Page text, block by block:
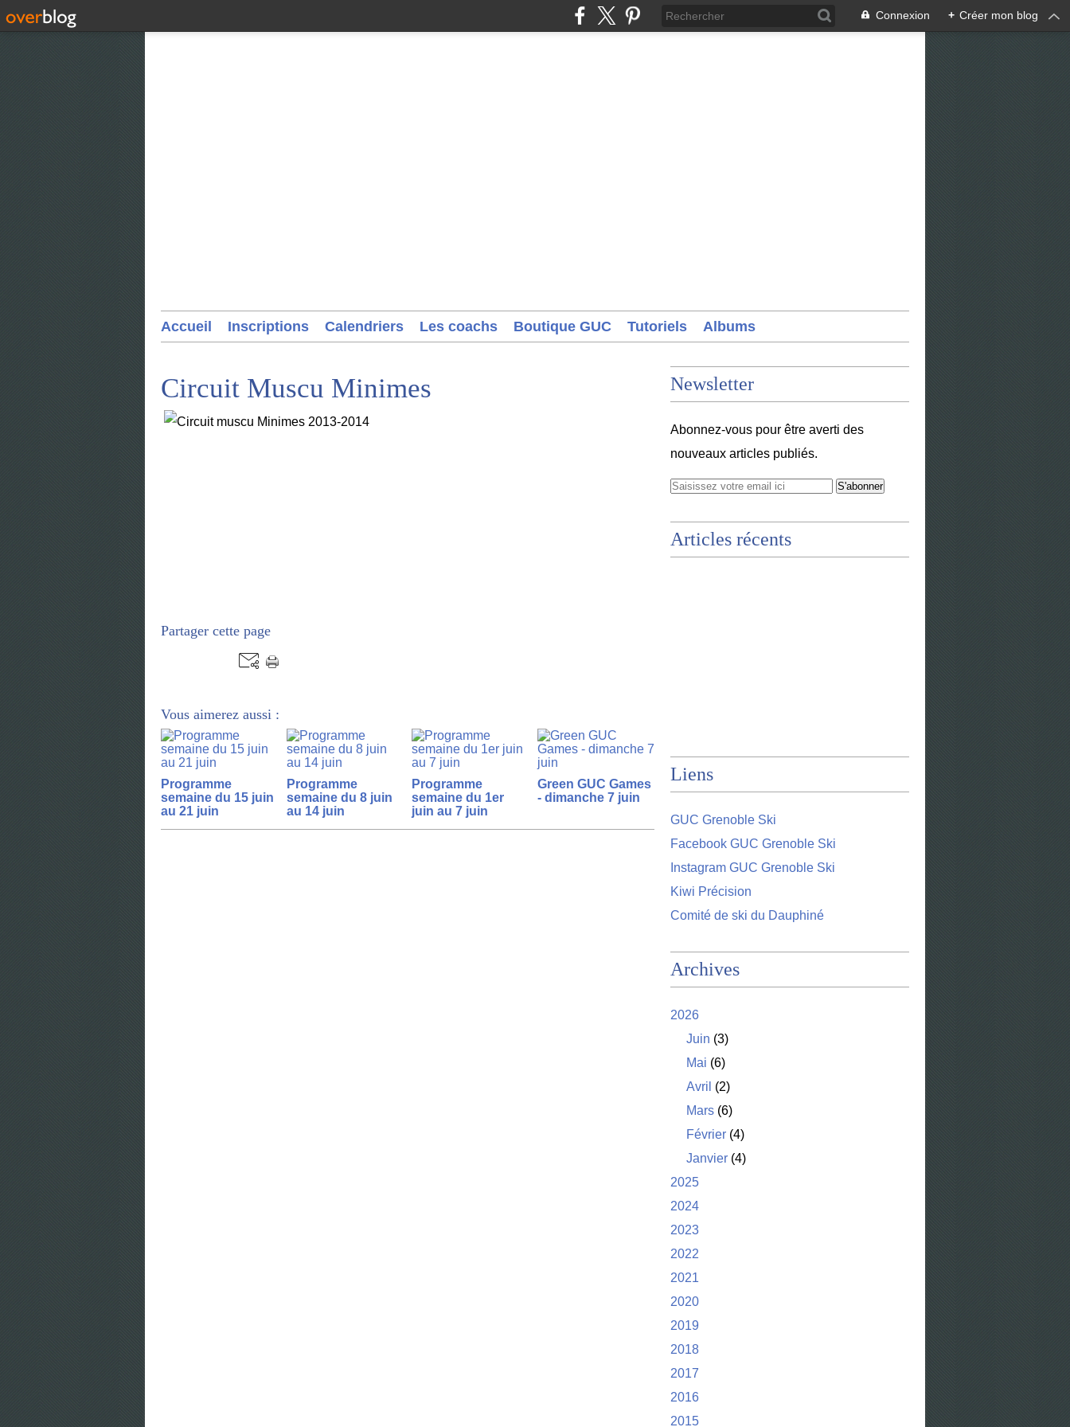
Connexion + Créer mon blog
Accueil Inscriptions Calendriers Les coachs Boutique GUC Tutoriels Albums
Circuit Muscu Minimes
Partager cette page
Vous aimerez aussi :
Programme
semaine du 15 juin
au 21 juin
Programme
semaine du 8 juin
au 14 juin
Programme
semaine du 1er
juin au 7 juin
Green GUC Games
- dimanche 7 juin
Newsletter
Abonnez-vous pour être averti des
nouveaux articles publiés.
Articles récents
Liens
GUC Grenoble Ski
Facebook GUC Grenoble Ski
Instagram GUC Grenoble Ski
Kiwi Précision
Comité de ski du Dauphiné
Archives
2026
Juin (3)
Mai (6)
Avril (2)
Mars (6)
Février (4)
Janvier (4)
2025
2024
2023
2022
2021
2020
2019
2018
2017
2016
2015